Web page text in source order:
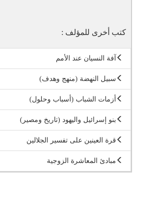
كتب أخرى للمؤلف :
آفة النسيان عند الأمم
سبيل النهضة (منهج وهدف)
أزمات الشباب (أسباب وحلول)
بنو إسرائيل واليهود (تاريخ ومصير)
قرة العينين على تفسير الجلالين
مبادئ المعاشرة الزوجية